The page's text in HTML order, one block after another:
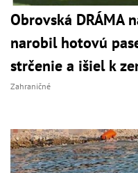
Obrovská DRÁMA
narobil hotovú
strčenie a išiel k
Zahraničné